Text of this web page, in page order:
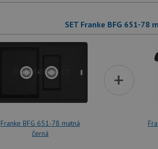
SET Franke BFG 651-78
Franke BFG 651-78 matná
černá
+